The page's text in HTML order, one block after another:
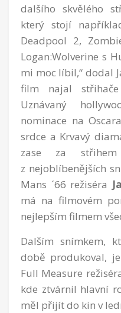
dalšího skvělého
který stojí
Deadpool 2,
Logan:Wolverine s
mi moc líbil,“ dodal
film najal střihače
Uznávaný
nominace na
srdce a Krvavý
zase za střihem
z nejoblíbenějších
Mans ´66 režiséra
má na filmovém
nejlepším filmem
Dalším snímkem,
době produkoval,
Full Measure
kde ztvárnil hlavní
měl přijít do kin v